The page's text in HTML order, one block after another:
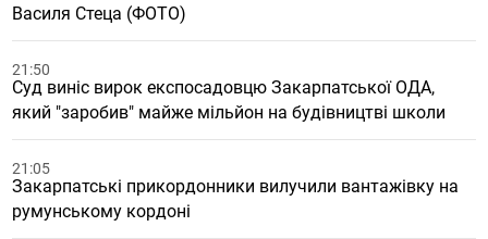
Василя Стеца (ФОТО)
21:50
Суд виніс вирок експосадовцю Закарпатської ОДА,
який "заробив" майже мільйон на будівництві школи
21:05
Закарпатські прикордонники вилучили вантажівку на
румунському кордоні